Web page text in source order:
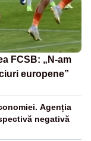
FCSB: „N-am
europene”
Agenția
negativă